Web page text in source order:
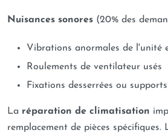
Nuisances sonores (20% des
Vibrations anormales de l'unité
Roulements de ventilateur usés
Fixations desserrées ou
La réparation de climatisation
remplacement de pièces